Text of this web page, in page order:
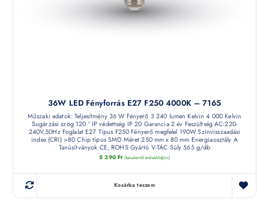
36W LED Fényforrás E27 F250 4000K – 7165
Műszaki adatok: Teljesítmény 36 W Fényerő 3 240 lumen Kelvin 4 000 Kelvin
Sugárzási szög 120 ° IP védettség IP 20 Garancia 2 év Feszültség AC:220-
240V,50Hz Foglalat E27 Típus F250 Fényerő megfelel 190W Színvisszaadási
index (CRI) >80 Chip típus SMD Méret 250 mm x 80 mm Energiaosztály A
Tanúsítványok CE, ROHS Gyártó V-TAC Súly 565 g/db
5 390 Ft (készletről érdeklődjön)
Kosárba teszem